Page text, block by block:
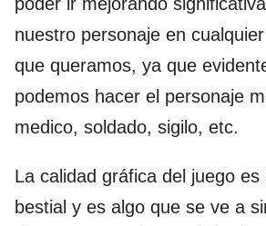
nuestro personaje en
que queramos, ya que
podemos hacer el personaje
medico, soldado, sigilo, etc.
La calidad gráfica del juego
bestial y es algo que se ve a